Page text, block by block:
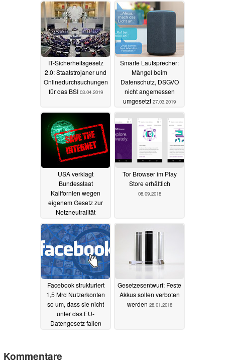
IT-Sicherheitsgesetz
2.0: Staatstrojaner und
Onlinedurchsuchungen
für das BSI 03.04.2019
Smarte Lautsprecher:
Mängel beim
Datenschutz, DSGVO
nicht angemessen
umgesetzt 27.03.2019
USA verklagt
Bundesstaat
Kalifornien wegen
eigenem Gesetz zur
Netzneutralität
01.10.2018
Tor Browser im Play
Store erhältlich
08.09.2018
Facebook strukturiert
1,5 Mrd Nutzerkonten
so um, dass sie nicht
unter das EU-
Datengesetz fallen
Gesetzesentwurf: Feste
Akkus sollen verboten
werden 28.01.2018
Kommentare